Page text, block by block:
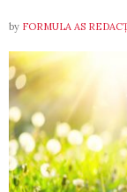
by FORMULA AS